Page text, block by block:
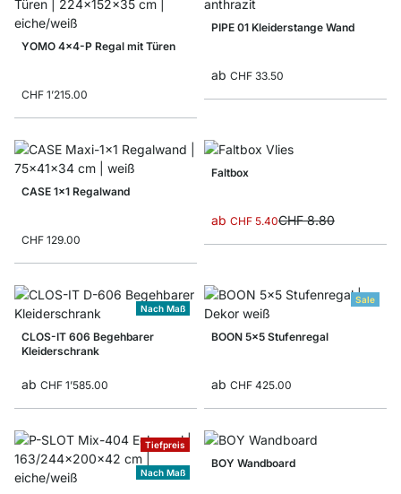
YOMO 4x4-P Regal mit Türen
CHF 1’215.00
PIPE 01 Kleiderstange Wand
ab CHF 33.50
CASE 1x1 Regalwand
CHF 129.00
Faltbox
ab CHF 5.40CHF 8.80
Nach Maß
CLOS-IT 606 Begehbarer
Kleiderschrank
ab CHF 1’585.00
Sale
BOON 5x5 Stufenregal
ab CHF 425.00
Tiefpreis
Nach Maß
BOY Wandboard